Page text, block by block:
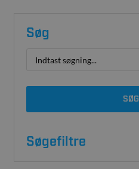
Søg
SØG
Søgefiltre